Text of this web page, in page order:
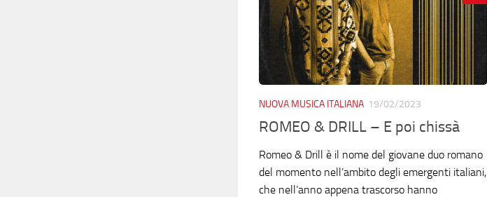
NUOVA MUSICA ITALIANA 19/02/2023
ROMEO & DRILL – E poi chissà
Romeo & Drill è il nome del giovane duo romano
del momento nell’ambito degli emergenti italiani,
che nell’anno appena trascorso hanno